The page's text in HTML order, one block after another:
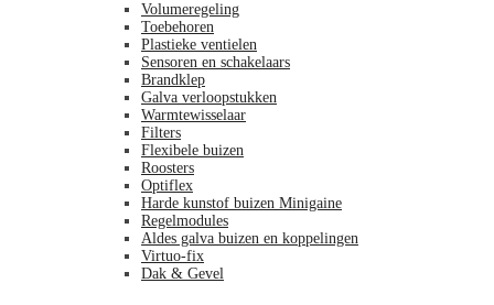
Volumeregeling
Toebehoren
Plastieke ventielen
Sensoren en schakelaars
Brandklep
Galva verloopstukken
Warmtewisselaar
Filters
Flexibele buizen
Roosters
Optiflex
Harde kunstof buizen Minigaine
Regelmodules
Aldes galva buizen en koppelingen
Virtuo-fix
Dak & Gevel